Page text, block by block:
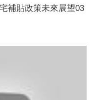
補貼政策未來展望03